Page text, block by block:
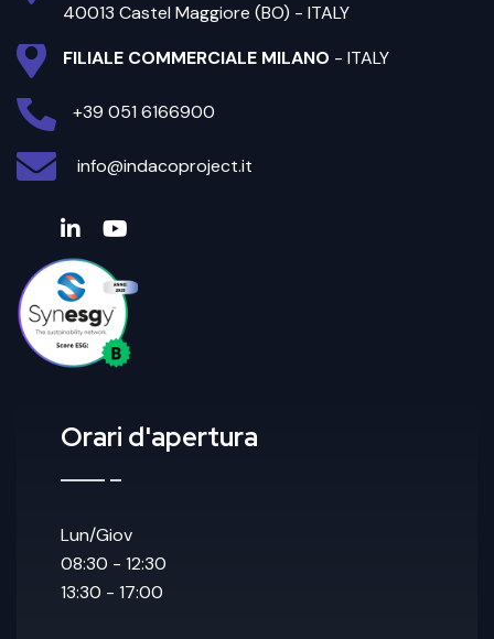
Orari d'apertura
Lun/Giov
08:30 - 12:30
13:30 - 17:00
40013 Castel Maggiore (BO) - ITALY
FILIALE COMMERCIALE MILANO - ITALY
+39 051 6166900
info@indacoproject.it